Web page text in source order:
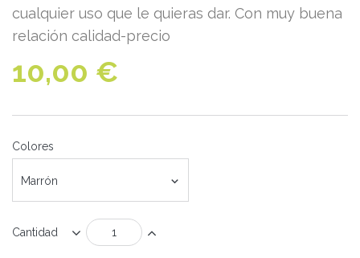
cualquier uso que le quieras dar. Con muy buena
relación calidad-precio
10,00 €
Colores
Marrón
Cantidad